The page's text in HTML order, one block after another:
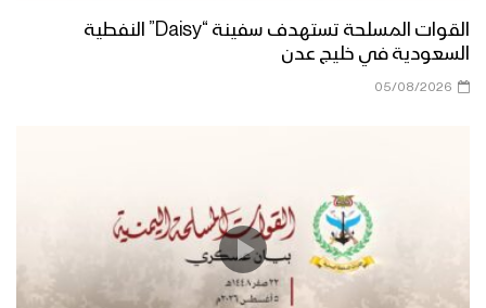
القوات المسلحة تستهدف سفينة “Daisy” النفطية
السعودية في خليج عدن
05/08/2026